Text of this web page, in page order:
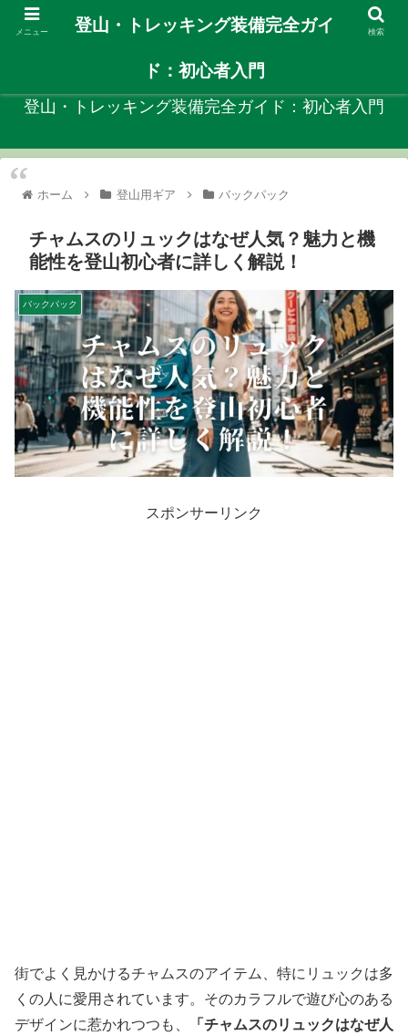
登山・トレッキング装備完全ガイド：初心者入門
ホーム 登山用ギア バックパック
チャムスのリュックはなぜ人気？魅力と機
能性を登山初心者に詳しく解説！
バックパック
スポンサーリンク
街でよく見かけるチャムスのアイテム、特にリュックは多
くの人に愛用されています。そのカラフルで遊び心のある
デザインに惹かれつつも、
「チャムスのリュックはなぜ人
メニュー 登山・トレッキング装備完全ガイ
ド：初心者入門
検索